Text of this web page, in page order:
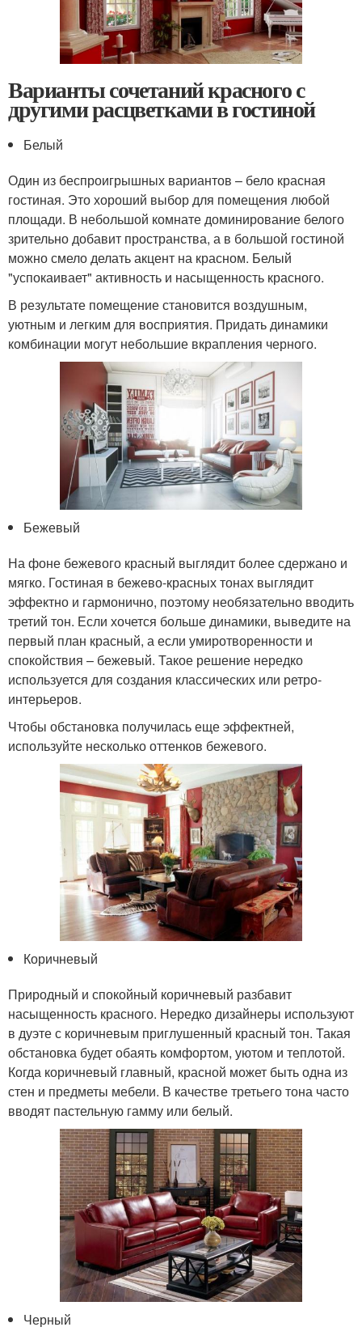
Варианты сочетаний красного с
другими расцветками в гостиной
Белый
Один из беспроигрышных вариантов – бело красная
гостиная. Это хороший выбор для помещения любой
площади. В небольшой комнате доминирование белого
зрительно добавит пространства, а в большой гостиной
можно смело делать акцент на красном. Белый
"успокаивает" активность и насыщенность красного.
В результате помещение становится воздушным,
уютным и легким для восприятия. Придать динамики
комбинации могут небольшие вкрапления черного.
Бежевый
На фоне бежевого красный выглядит более сдержано и
мягко. Гостиная в бежево-красных тонах выглядит
эффектно и гармонично, поэтому необязательно вводить
третий тон. Если хочется больше динамики, выведите на
первый план красный, а если умиротворенности и
спокойствия – бежевый. Такое решение нередко
используется для создания классических или ретро-
интерьеров.
Чтобы обстановка получилась еще эффектней,
используйте несколько оттенков бежевого.
Коричневый
Природный и спокойный коричневый разбавит
насыщенность красного. Нередко дизайнеры используют
в дуэте с коричневым приглушенный красный тон. Такая
обстановка будет обаять комфортом, уютом и теплотой.
Когда коричневый главный, красной может быть одна из
стен и предметы мебели. В качестве третьего тона часто
вводят пастельную гамму или белый.
Черный